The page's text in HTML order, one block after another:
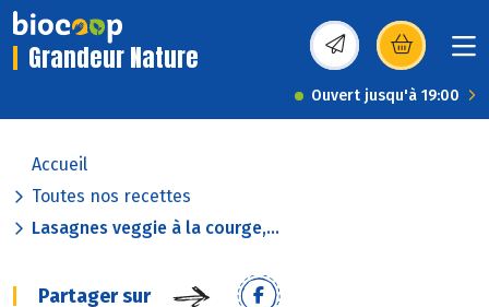
Grandeur Nature (s’ouvre dans une
Ouvert jusqu'à 19:00
Accueil
Toutes nos recettes
Lasagnes veggie à la courge,...
Partager sur